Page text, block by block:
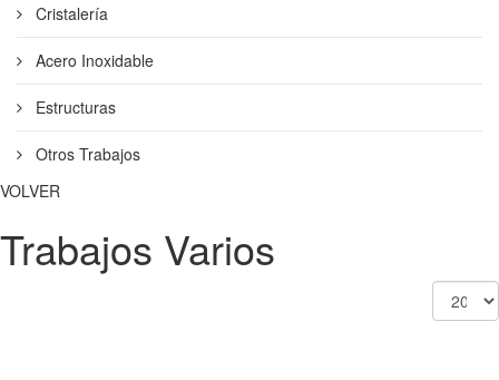
Cristalería
Acero Inoxidable
Estructuras
Otros Trabajos
VOLVER
Trabajos Varios